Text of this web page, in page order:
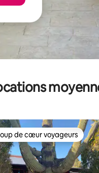
de cœur voyageurs les
de cœur voyageurs